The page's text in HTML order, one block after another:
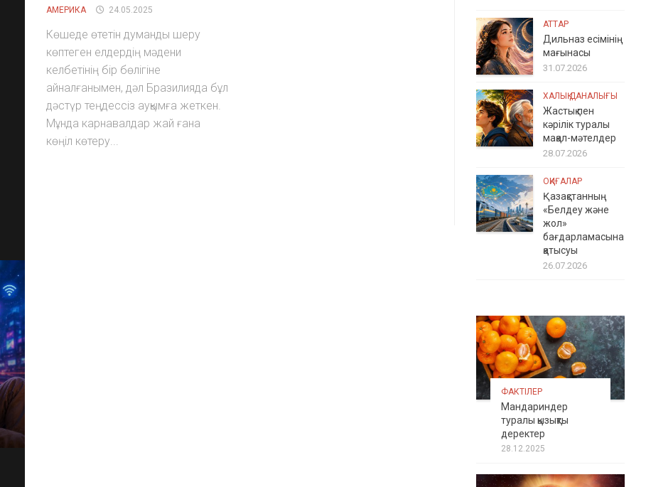
АМЕРИКА 24.05.2025
Көшеде өтетін думанды шеру
көптеген елдердің мәдени
келбетінің бір бөлігіне
айналғанымен, дәл Бразилияда бұл
дәстүр теңдессіз ауқымға жеткен.
Мұнда карнавалдар жай ғана
көңіл көтеру...
АТТАР
Дильназ есімінің
мағынасы
31.07.2026
ХАЛЫҚ ДАНАЛЫҒЫ
Жастық пен
кәрілік туралы
мақал-мәтелдер
28.07.2026
ОҚИҒАЛАР
Қазақстанның
«Белдеу және
жол»
бағдарламасына
қатысуы
26.07.2026
ФАКТІЛЕР
Мандариндер
туралы қызықты
деректер
28.12.2025